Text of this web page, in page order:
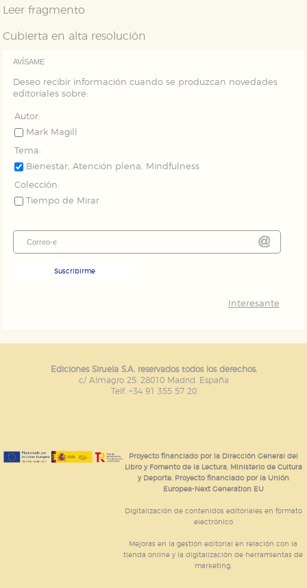
Leer fragmento
Cubierta en alta resolución
AVÍSAME
Deseo recibir información cuando se produzcan novedades
editoriales sobre:
Autor:
Mark Magill
Tema:
Bienestar, Atención plena, Mindfulness
Colección:
Tiempo de Mirar
Suscribirme
Interesante
Ediciones Siruela S.A. reservados todos los derechos.
c/ Almagro 25. 28010 Madrid. España
Telf. +34 91 355 57 20
Proyecto financiado por la Dirección General del
Libro y Fomento de la Lectura, Ministerio de Cultura
y Deporte. Proyecto financiado por la Unión
Europea-Next Generation EU
Digitalización de contenidos editoriales en formato
electrónico
Mejoras en la gestión editorial en relación con la
tienda online y la digitalización de herramientas de
marketing.
Estas cookies son gestionadas por nuestros socios
relevante para sus intereses en otros sitios. No
navegador y dispositivo de internet.